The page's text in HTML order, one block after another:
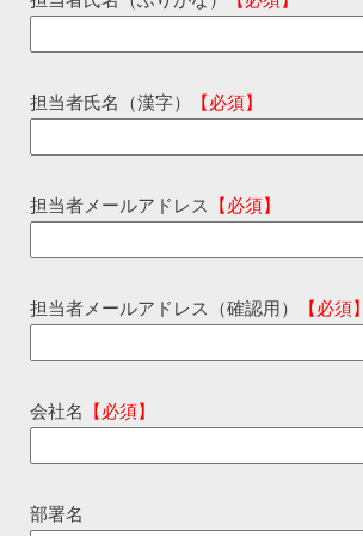
担当者氏名（漢字） 【必須】
担当者メールアドレス 【必須】
担当者メールアドレス（確認用） 【必須
会社名 【必須】
部署名